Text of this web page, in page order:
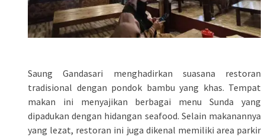
Saung Gandasari menghadirkan suasana restoran
tradisional dengan pondok bambu yang khas. Tempat
makan ini menyajikan berbagai menu Sunda yang
dipadukan dengan hidangan seafood. Selain makanannya
yang lezat, restoran ini juga dikenal memiliki area parkir